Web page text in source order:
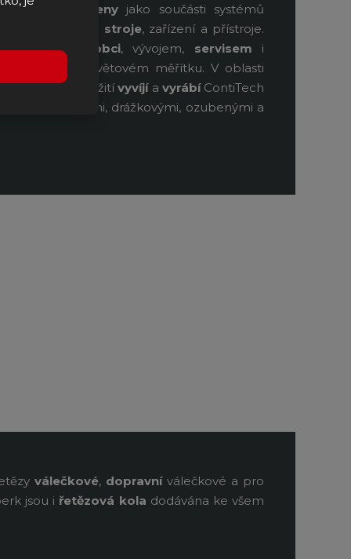
hnací řemenyjako součásti systémů
stroje, zařízení a přístroje.
sprvovýrobci, vývojem, servisem i
díly v celosvětovém měřítku. V oblasti
použitívyvíjía vyrábíContiTech
s klínovými, drážkovými, ozubenými a
válečkové, dopravníválečkové a pro
jsou i řetězová kola dodávána ke všem